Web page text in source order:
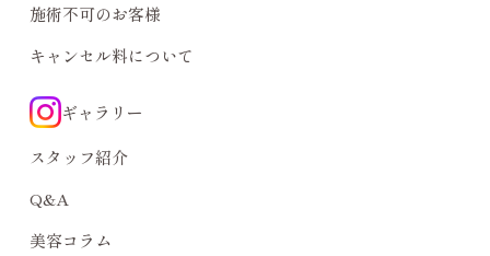
施術不可のお客様
キャンセル料について
ギャラリー
スタッフ紹介
Q&A
美容コラム